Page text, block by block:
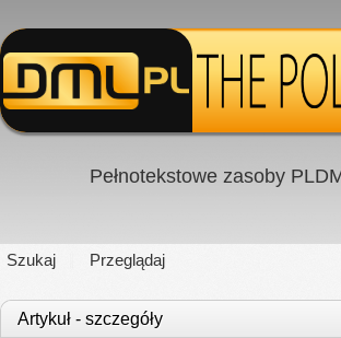
Pełnotekstowe zasoby
Szukaj Przeglądaj
Artykuł - szczegóły